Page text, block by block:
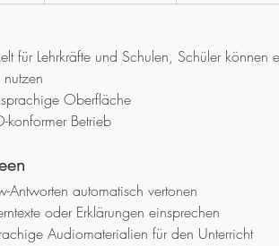
für Lehrkräfte und Schulen, Schüler können
Oberfläche
konformer Betrieb
Antworten automatisch vertonen
oder Erklärungen einsprechen
Audiomaterialien für den Unterricht